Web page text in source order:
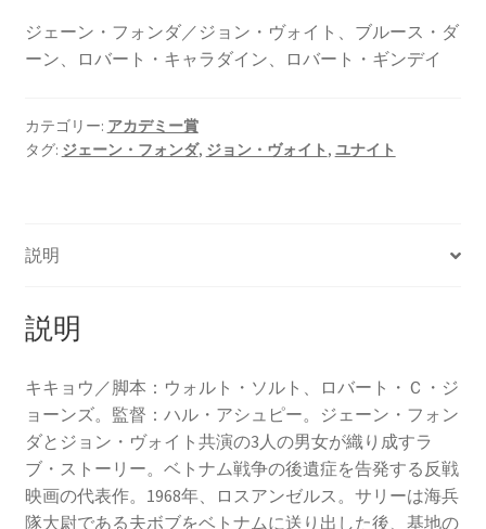
ジェーン・フォンダ／ジョン・ヴォイト、ブルース・ダ
ーン、ロバート・キャラダイン、ロバート・ギンデイ
カテゴリー: アカデミー賞
タグ: ジェーン・フォンダ, ジョン・ヴォイト , ユナイト
説明
説明
キキョウ／脚本：ウォルト・ソルト、ロバート・Ｃ・ジ
ョーンズ。監督：ハル・アシュピー。ジェーン・フォン
ダとジョン・ヴォイト共演の3人の男女が織り成すラ
ブ・ストーリー。ベトナム戦争の後遺症を告発する反戦
映画の代表作。1968年、ロスアンゼルス。サリーは海兵
隊大尉である夫ボブをベトナムに送り出した後、基地の